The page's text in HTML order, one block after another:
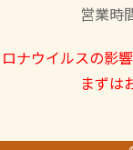
営業時
ナウイルスの影
まずは